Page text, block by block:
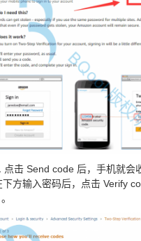
点击 Send code 后，手机就会
下方输入密码后，点击 Verify